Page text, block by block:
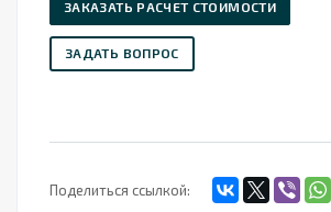
ЗАКАЗАТЬ РАСЧЕТ СТОИМОСТИ
ЗАДАТЬ ВОПРОС
Поделиться ссылкой: